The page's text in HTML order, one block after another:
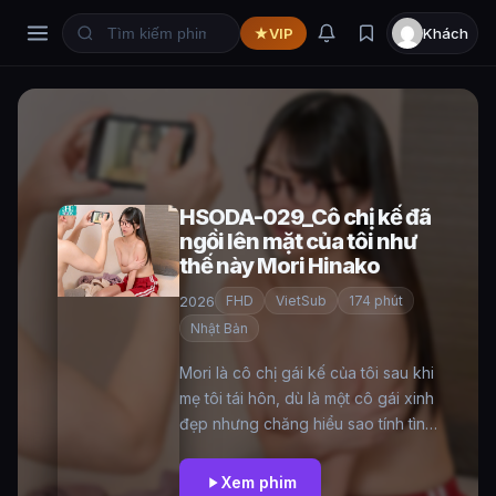
VIP Khách
HSODA-029_Cô chị kế đã
ngồi lên mặt của tôi như
thế này Mori Hinako
2026 FHD VietSub
174 phút
Nhật Bản
Mori là cô chị gái kế của tôi sau khi
mẹ tôi tái hôn, dù là một cô gái xinh
đẹp nhưng chăng hiểu sao tính tình
của chị khá nhút nhát, hướng nội và
thường xuyên nhốt mình trong
Xem phim